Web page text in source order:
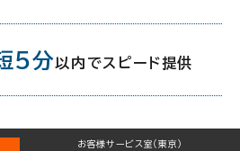
5分 以内でスピード提供
お客様サービス室（東京）